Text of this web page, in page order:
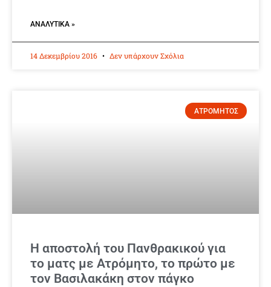
ΑΝΑΛΥΤΙΚΆ »
14 Δεκεμβρίου 2016 Δεν υπάρχουν Σχόλια
ΑΤΡΟΜΗΤΟΣ
Η αποστολή του Πανθρακικού για
το ματς με Ατρόμητο, το πρώτο με
τον Βασιλακάκη στον πάγκο